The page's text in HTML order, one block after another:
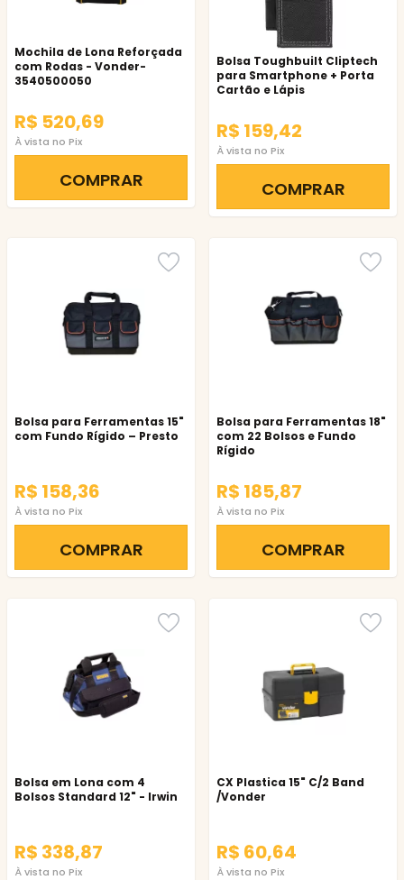
Mochila de Lona Reforçada
com Rodas - Vonder-
3540500050
R$ 520,69
À vista no Pix
COMPRAR
Bolsa Toughbuilt Cliptech
para Smartphone + Porta
Cartão e Lápis
R$ 159,42
À vista no Pix
COMPRAR
Bolsa para Ferramentas 15"
com Fundo Rígido – Presto
R$ 158,36
À vista no Pix
COMPRAR
Bolsa para Ferramentas 18"
com 22 Bolsos e Fundo
Rígido
R$ 185,87
À vista no Pix
COMPRAR
Bolsa em Lona com 4
Bolsos Standard 12" - Irwin
R$ 338,87
À vista no Pix
CX Plastica 15" C/2 Band
/Vonder
R$ 60,64
À vista no Pix